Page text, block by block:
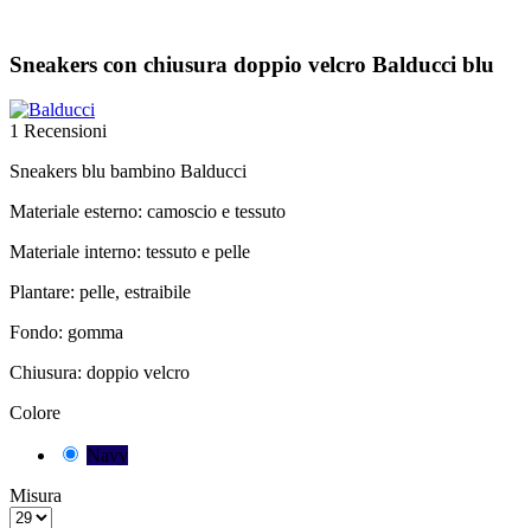
Sneakers con chiusura doppio velcro Balducci blu
1 Recensioni
Sneakers blu bambino Balducci
Materiale esterno: camoscio e tessuto
Materiale interno: tessuto e pelle
Plantare: pelle, estraibile
Fondo: gomma
Chiusura: doppio velcro
Colore
Navy
Misura